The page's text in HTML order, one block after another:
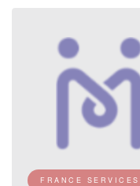
FRANCE